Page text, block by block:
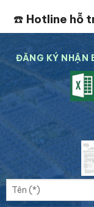
☎️ Hotline hỗ
ĐĂNG KÝ NHẬN